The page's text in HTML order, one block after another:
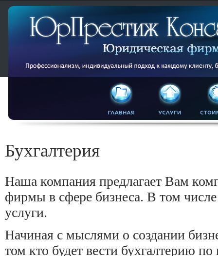
Бухгалтерия
Наша компания предлагает Вам
фирмы в сфере бизнеса. В том числе
услуги.
Начиная с мыслями о создании
том кто будет вести бухгалтерию